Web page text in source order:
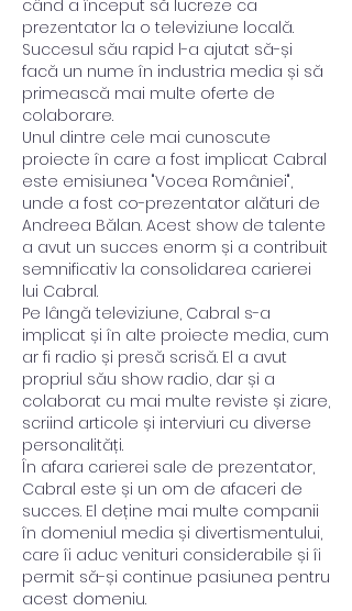
când a început să lucreze ca
prezentator la o televiziune locală.
Succesul său rapid l-a ajutat să-și
facă un nume în industria media și să
primească mai multe oferte de
colaborare.
Unul dintre cele mai cunoscute
proiecte în care a fost implicat Cabral
este emisiunea "Vocea României",
unde a fost co-prezentator alături de
Andreea Bălan. Acest show de talente
a avut un succes enorm și a contribuit
semnificativ la consolidarea carierei
lui Cabral.
Pe lângă televiziune, Cabral s-a
implicat și în alte proiecte media, cum
ar fi radio și presă scrisă. El a avut
propriul său show radio, dar și a
colaborat cu mai multe reviste și ziare,
scriind articole și interviuri cu diverse
personalități.
În afara carierei sale de prezentator,
Cabral este și un om de afaceri de
succes. El deține mai multe companii
în domeniul media și divertismentului,
care îi aduc venituri considerabile și îi
permit să-și continue pasiunea pentru
acest domeniu.